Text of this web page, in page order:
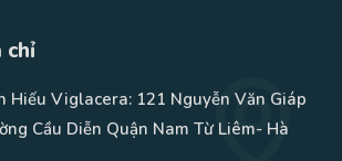
chỉ
Hiếu Viglacera: 121 Nguyễn Văn Giáp
Cầu Diễn Quận Nam Từ Liêm- Hà